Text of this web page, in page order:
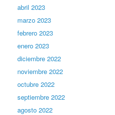
abril 2023
marzo 2023
febrero 2023
enero 2023
diciembre 2022
noviembre 2022
octubre 2022
septiembre 2022
agosto 2022